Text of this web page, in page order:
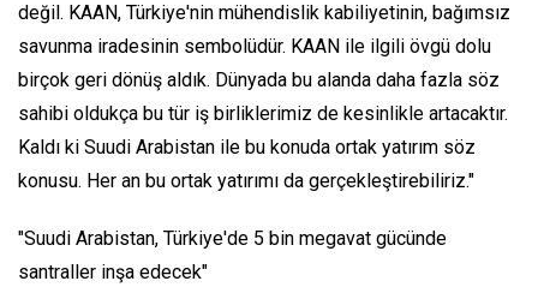
değil. KAAN, Türkiye'nin mühendislik kabiliyetinin, bağımsız
savunma iradesinin sembolüdür. KAAN ile ilgili övgü dolu
birçok geri dönüş aldık. Dünyada bu alanda daha fazla söz
sahibi oldukça bu tür iş birliklerimiz de kesinlikle artacaktır.
Kaldı ki Suudi Arabistan ile bu konuda ortak yatırım söz
konusu. Her an bu ortak yatırımı da gerçekleştirebiliriz."
"Suudi Arabistan, Türkiye'de 5 bin megavat gücünde
santraller inşa edecek"